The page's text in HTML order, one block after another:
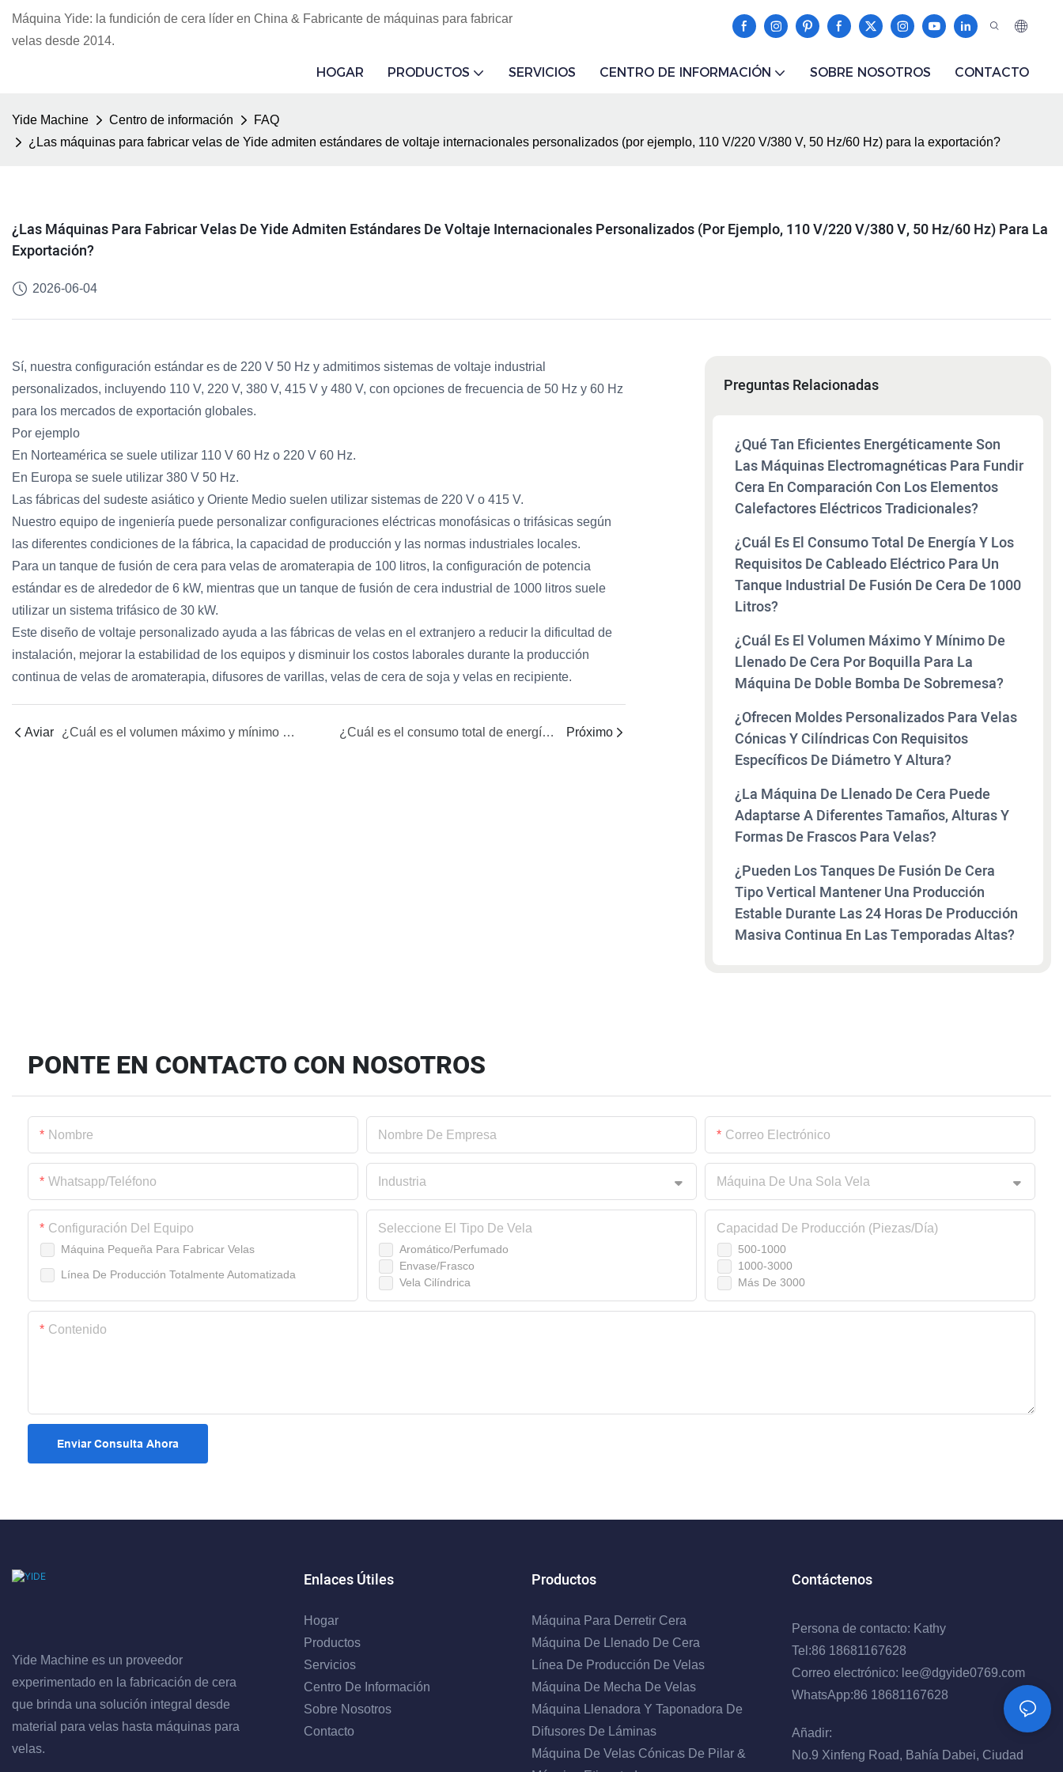
Máquina Yide: la fundición de cera líder en China & Fabricante de máquinas para fabricar
velas desde 2014.
HOGAR PRODUCTOS SERVICIOS CENTRO DE INFORMACIÓN SOBRE NOSOTROS CONTACTO
Yide Machine Centro de información
FAQ
¿Las máquinas para fabricar velas de Yide admiten estándares de voltaje internacionales personalizados (por ejemplo, 110 V/220 V/380 V, 50 Hz/60 Hz) para la exportación?
¿Las Máquinas Para Fabricar Velas De Yide Admiten Estándares De Voltaje Internacionales Personalizados (por Ejemplo, 110 V/220 V/380 V, 50 Hz/60 Hz) Para La
Exportación?
2026-06-04
Sí, nuestra configuración estándar es de 220 V 50 Hz y admitimos sistemas de voltaje industrial
personalizados, incluyendo 110 V, 220 V, 380 V, 415 V y 480 V, con opciones de frecuencia de 50 Hz y 60 Hz
para los mercados de exportación globales.
Por ejemplo
En Norteamérica se suele utilizar 110 V 60 Hz o 220 V 60 Hz.
En Europa se suele utilizar 380 V 50 Hz.
Las fábricas del sudeste asiático y Oriente Medio suelen utilizar sistemas de 220 V o 415 V.
Nuestro equipo de ingeniería puede personalizar configuraciones eléctricas monofásicas o trifásicas según
las diferentes condiciones de la fábrica, la capacidad de producción y las normas industriales locales.
Para un tanque de fusión de cera para velas de aromaterapia de 100 litros, la configuración de potencia
estándar es de alrededor de 6 kW, mientras que un tanque de fusión de cera industrial de 1000 litros suele
utilizar un sistema trifásico de 30 kW.
Este diseño de voltaje personalizado ayuda a las fábricas de velas en el extranjero a reducir la dificultad de
instalación, mejorar la estabilidad de los equipos y disminuir los costos laborales durante la producción
continua de velas de aromaterapia, difusores de varillas, velas de cera de soja y velas en recipiente.
Aviar ¿Cuál es el volumen máximo y mínimo de llenado de cera por boquilla para la máquina de doble bomba de sobremesa? ¿Cuál es el consumo total de energía y los requisitos de cableado eléctrico para un tanque industrial de fusión de cera de 1000 litros? Próximo
Preguntas Relacionadas
¿Qué Tan Eficientes Energéticamente Son
Las Máquinas Electromagnéticas Para Fundir
Cera En Comparación Con Los Elementos
Calefactores Eléctricos Tradicionales?
¿Cuál Es El Consumo Total De Energía Y Los
Requisitos De Cableado Eléctrico Para Un
Tanque Industrial De Fusión De Cera De 1000
Litros?
¿Cuál Es El Volumen Máximo Y Mínimo De
Llenado De Cera Por Boquilla Para La
Máquina De Doble Bomba De Sobremesa?
¿Ofrecen Moldes Personalizados Para Velas
Cónicas Y Cilíndricas Con Requisitos
Específicos De Diámetro Y Altura?
¿La Máquina De Llenado De Cera Puede
Adaptarse A Diferentes Tamaños, Alturas Y
Formas De Frascos Para Velas?
¿Pueden Los Tanques De Fusión De Cera
Tipo Vertical Mantener Una Producción
Estable Durante Las 24 Horas De Producción
Masiva Continua En Las Temporadas Altas?
PONTE EN CONTACTO CON NOSOTROS
Nombre Nombre De Empresa Correo Electrónico
Whatsapp/Teléfono Industria Máquina De Una Sola Vela
Máquina Pequeña Para Fabricar Velas
Línea De Producción Totalmente Automatizada
Configuración Del Equipo
Aromático/Perfumado
Envase/Frasco
Vela Cilíndrica
Seleccione El Tipo De Vela
500-1000
1000-3000
Más De 3000
Capacidad De Producción (piezas/día)
Contenido
Enviar Consulta Ahora
Yide Machine es un proveedor
experimentado en la fabricación de cera
que brinda una solución integral desde
material para velas hasta máquinas para
velas.
Enlaces Útiles
Hogar
Productos
Servicios
Centro De Información
Sobre Nosotros
Contacto
Productos
Máquina Para Derretir Cera
Máquina De Llenado De Cera
Línea De Producción De Velas
Máquina De Mecha De Velas
Máquina Llenadora Y Taponadora De
Difusores De Láminas
Máquina De Velas Cónicas De Pilar &
Contáctenos
Persona de contacto: Kathy
Tel:86 18681167628
Correo electrónico: lee@dgyide0769.com
WhatsApp:86 18681167628
Añadir:
No.9 Xinfeng Road, Bahía Dabei, Ciudad